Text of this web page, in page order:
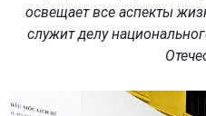
освещает все аспекты
служит делу